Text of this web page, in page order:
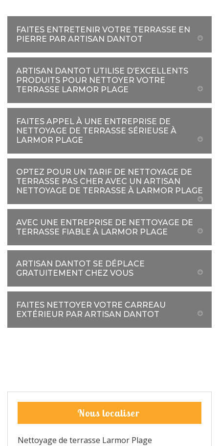
FAITES ENTRETENIR VOTRE TERRASSE EN
PIERRE PAR ARTISAN DANTOT
ARTISAN DANTOT UTILISE D’EXCELLENTS
PRODUITS POUR NETTOYER VOTRE
TERRASSE LARMOR PLAGE
FAITES APPEL À UNE ENTREPRISE DE
NETTOYAGE DE TERRASSE SÉRIEUSE À
LARMOR PLAGE
OPTEZ POUR UN TARIF DE NETTOYAGE DE
TERRASSE PAS CHER AVEC UN ARTISAN
NETTOYAGE DE TERRASSE À LARMOR PLAGE
AVEC UNE ENTREPRISE DE NETTOYAGE DE
TERRASSE FIABLE À LARMOR PLAGE
ARTISAN DANTOT SE DÉPLACE
GRATUITEMENT CHEZ VOUS
FAITES NETTOYER VOTRE CARREAU
EXTÉRIEUR PAR ARTISAN DANTOT
Nous localiser
Nettoyage de terrasse Larmor Plage